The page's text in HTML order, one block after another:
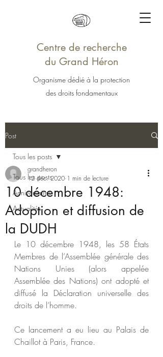
Centre de recherche
du Grand Héron
Organisme dédié à la protection
des droits fondamentaux
Post
Tous les posts
Anniversaires
Actualités
Tous les posts
10 décembre 1948:
Adoption et diffusion de
la DUDH
grandheron
12 déc. 2020 1 min de lecture
Le 10 décembre 1948, les 58 États
Membres de l’Assemblée générale des
Nations Unies (alors appelée
Assemblée des Nations) ont adopté et
diffusé la Déclaration universelle des
droits de l’homme.
Ce lancement a eu lieu au Palais de
Chaillot à Paris, France.